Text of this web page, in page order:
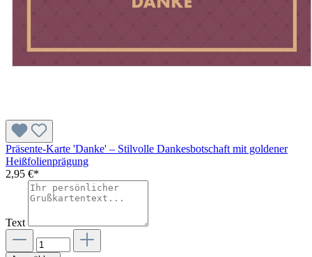
Präsente-Karte 'Danke' – Stilvolle Dankesbotschaft mit goldener
Heißfolienprägung
2,95 €*
Text